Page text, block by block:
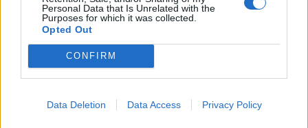
Personal Data that Is Unrelated with the
Purposes for which it was collected.
Opted Out
CONFIRM
Data Deletion Data Access Privacy Policy
en brugde så tæt på kysten i Kattegat.
Arten ses blandt andet omkring England, Skotland
og Irland og kan også forekomme længere ude i
Nordsøen.
- Det er lidt usædvanligt, at den er lige her. Man
kraftigste delvise solformørkelse, der kan ses fra
Danmark frem til 2048.
Over hele landet vil Månen bevæge sig ind foran
befinder sig, vil op mod 86 procent af Solens skive